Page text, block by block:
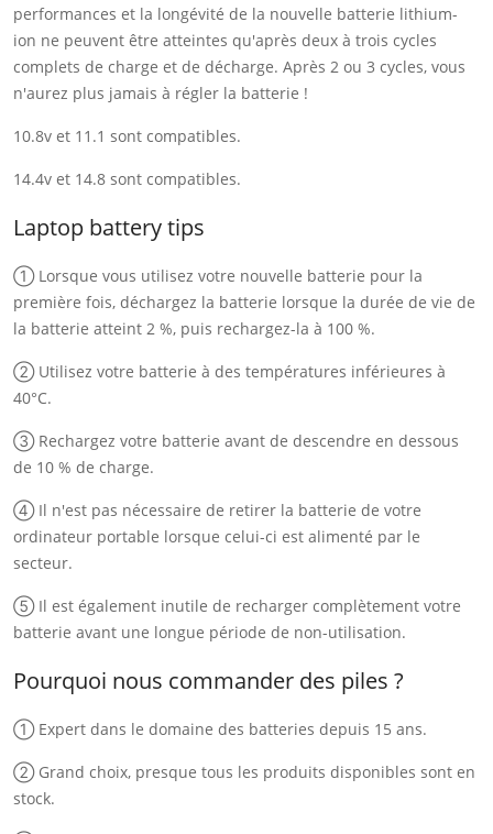
performances et la longévité de la nouvelle batterie lithium-
ion ne peuvent être atteintes qu'après deux à trois cycles
complets de charge et de décharge. Après 2 ou 3 cycles, vous
n'aurez plus jamais à régler la batterie !
10.8v et 11.1 sont compatibles.
14.4v et 14.8 sont compatibles.
Laptop battery tips
① Lorsque vous utilisez votre nouvelle batterie pour la
première fois, déchargez la batterie lorsque la durée de vie de
la batterie atteint 2 %, puis rechargez-la à 100 %.
② Utilisez votre batterie à des températures inférieures à
40°C.
③ Rechargez votre batterie avant de descendre en dessous
de 10 % de charge.
④ Il n'est pas nécessaire de retirer la batterie de votre
ordinateur portable lorsque celui-ci est alimenté par le
secteur.
⑤ Il est également inutile de recharger complètement votre
batterie avant une longue période de non-utilisation.
Pourquoi nous commander des piles ?
① Expert dans le domaine des batteries depuis 15 ans.
② Grand choix, presque tous les produits disponibles sont en
stock.